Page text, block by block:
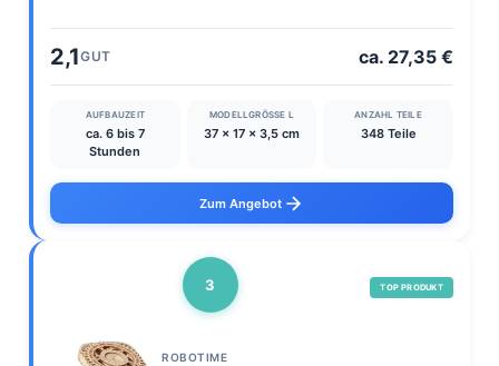
2,1GUT ca. 27,35 €
AUFBAUZEIT
ca. 6 bis 7
Stunden
MODELLGRÖSSE L
‎37 x 17 x 3,5 cm
ANZAHL TEILE
348 Teile
Zum Angebot
3 TOP PRODUKT
ROBOTIME